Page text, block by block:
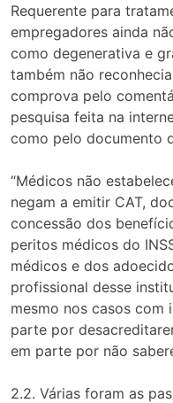
Requerente para
empregadores ainda
como degenerativa e
também não
comprova pelo
pesquisa feita na
como pelo documento
“Médicos não
negam a emitir CAT,
concessão dos
peritos médicos do
médicos e dos
profissional desse
mesmo nos casos com
parte por
em parte por não
2.2. Várias foram as